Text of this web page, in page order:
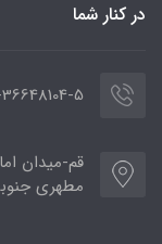
در کنار شما
025-36648104-5 ساعات اداری
قم-میدان
مطهری